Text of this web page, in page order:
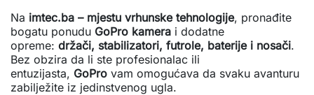
Na imtec.ba – mjestu vrhunske tehnologije, pronađite
bogatu ponudu GoPro kamera i dodatne
opreme: držači, stabilizatori, futrole, baterije i nosači.
Bez obzira da li ste profesionalac ili
entuzijasta, GoPro vam omogućava da svaku avanturu
zabilježite iz jedinstvenog ugla.